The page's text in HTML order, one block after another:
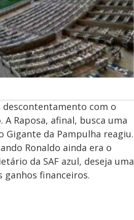
com o
Raposa, afinal, busca uma
da Pampulha reagiu.
Ronaldo ainda era o
da SAF azul, deseja uma
ganhos financeiros.